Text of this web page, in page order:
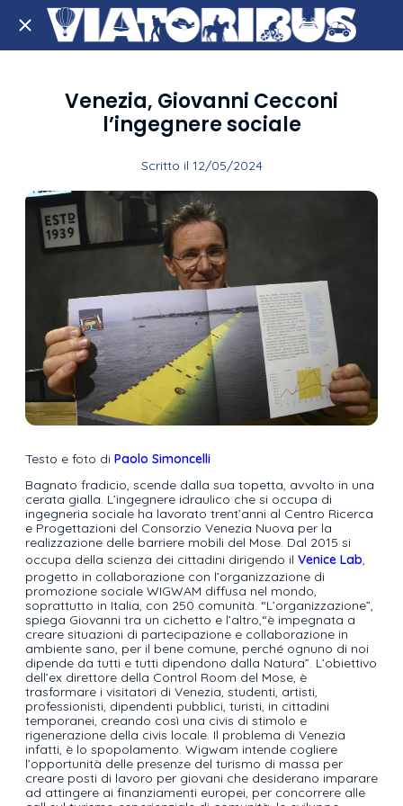
Venezia, Giovanni Cecconi
l’ingegnere sociale
Scritto il 12/05/2024
Testo e foto di Paolo Simoncelli
Bagnato fradicio, scende dalla sua topetta, avvolto in una
cerata gialla. L’ingegnere idraulico che si occupa di
ingegneria sociale ha lavorato trent’anni al Centro Ricerca
e Progettazioni del Consorzio Venezia Nuova per la
realizzazione delle barriere mobili del Mose. Dal 2015 si
occupa della scienza dei cittadini dirigendo il Venice Lab,
progetto in collaborazione con l’organizzazione di
promozione sociale WIGWAM diffusa nel mondo,
soprattutto in Italia, con 250 comunità. “L’organizzazione”,
spiega Giovanni tra un cichetto e l’altro,“è impegnata a
creare situazioni di partecipazione e collaborazione in
ambiente sano, per il bene comune, perché ognuno di noi
dipende da tutti e tutti dipendono dalla Natura”. L’obiettivo
dell’ex direttore della Control Room del Mose, è
trasformare i visitatori di Venezia, studenti, artisti,
professionisti, dipendenti pubblici, turisti, in cittadini
temporanei, creando così una civis di stimolo e
rigenerazione della civis locale. Il problema di Venezia
infatti, è lo spopolamento. Wigwam intende cogliere
l’opportunità delle presenze del turismo di massa per
creare posti di lavoro per giovani che desiderano imparare
ad attingere ai finanziamenti europei, per concorrere alle